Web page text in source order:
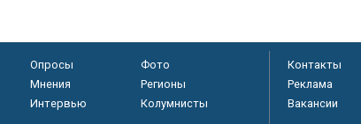
Опросы
Фото
Мнения
Регионы
Интервью Колумнисты
Контакты
Реклама
Вакансии